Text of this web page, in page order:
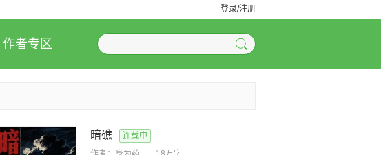
登录/注册
作者专区
暗礁
连载中